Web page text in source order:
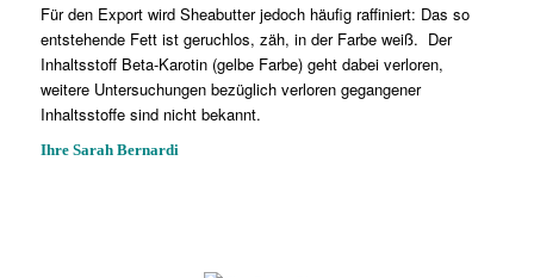
Für den Export wird Sheabutter jedoch häufig raffiniert: Das so
entstehende Fett ist geruchlos, zäh, in der Farbe weiß. Der
Inhaltsstoff Beta-Karotin (gelbe Farbe) geht dabei verloren,
weitere Untersuchungen bezüglich verloren gegangener
Inhaltsstoffe sind nicht bekannt.
Ihre Sarah Bernardi